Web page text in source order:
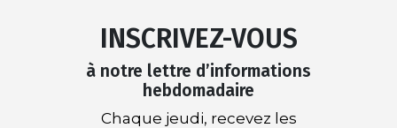
INSCRIVEZ-VOUS
à notre lettre d’informations
hebdomadaire
Chaque jeudi, recevez les